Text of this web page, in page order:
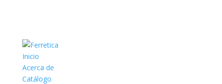
Inicio
Acerca de
Catálogo